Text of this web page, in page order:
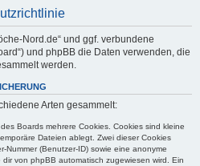
Nord.de“ und ggf. verbundene
und phpBB die Daten verwenden, die
werden.
Arten gesammelt:
Boards mehrere Cookies. Cookies sind kleine
Dateien ablegt. Zwei dieser Cookies
(Benutzer-ID) sowie eine anonyme
dir von phpBB automatisch zugewiesen wird. Ein